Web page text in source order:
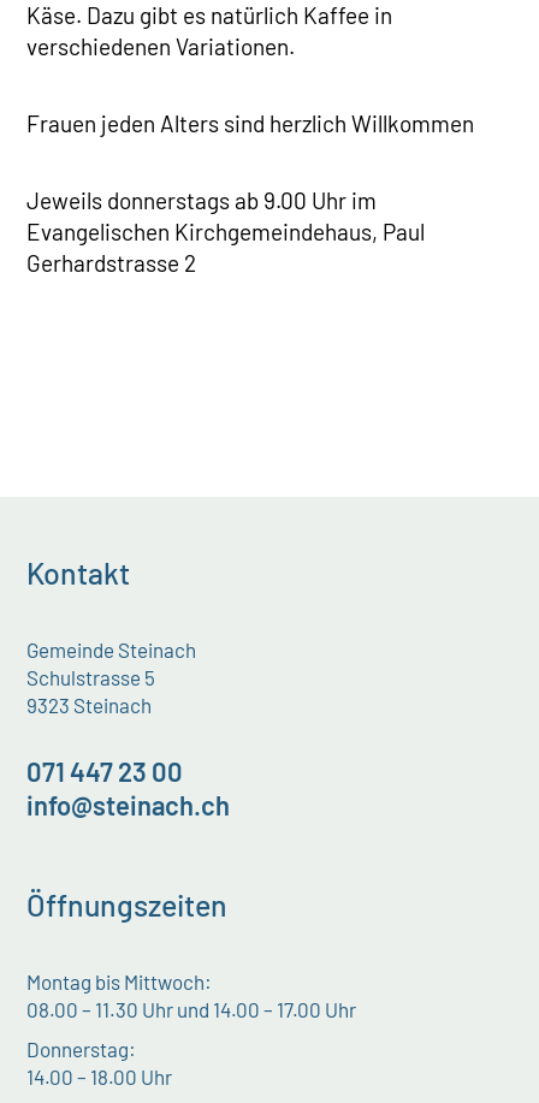
Käse. Dazu gibt es natürlich Kaffee in
verschiedenen Variationen.
Frauen jeden Alters sind herzlich Willkommen
Jeweils donnerstags ab 9.00 Uhr im
Evangelischen Kirchgemeindehaus, Paul
Gerhardstrasse 2
Kontakt
Gemeinde Steinach
Schulstrasse 5
9323 Steinach
071 447 23 00
info@steinach.ch
Öffnungszeiten
Montag bis Mittwoch:
08.00 – 11.30 Uhr und 14.00 – 17.00 Uhr
Donnerstag:
14.00 – 18.00 Uhr